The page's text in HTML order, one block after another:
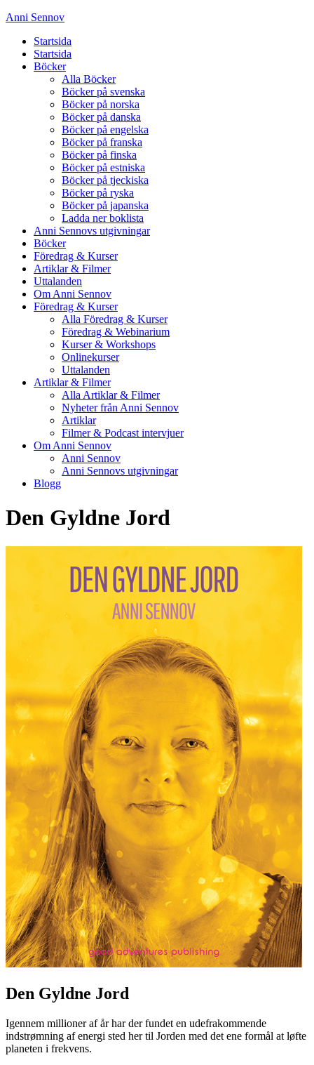
Anni Sennov
Startsida
Startsida
Böcker
Alla Böcker
Böcker på svenska
Böcker på norska
Böcker på danska
Böcker på engelska
Böcker på franska
Böcker på finska
Böcker på estniska
Böcker på tjeckiska
Böcker på ryska
Böcker på japanska
Ladda ner boklista
Anni Sennovs utgivningar
Böcker
Föredrag & Kurser
Artiklar & Filmer
Uttalanden
Om Anni Sennov
Föredrag & Kurser
Alla Föredrag & Kurser
Föredrag & Webinarium
Kurser & Workshops
Onlinekurser
Uttalanden
Artiklar & Filmer
Alla Artiklar & Filmer
Nyheter från Anni Sennov
Artiklar
Filmer & Podcast intervjuer
Om Anni Sennov
Anni Sennov
Anni Sennovs utgivningar
Blogg
Den Gyldne Jord
Den Gyldne Jord
Igennem millioner af år har der fundet en udefrakommende
indstrømning af energi sted her til Jorden med det ene formål at løfte
planeten i frekvens.